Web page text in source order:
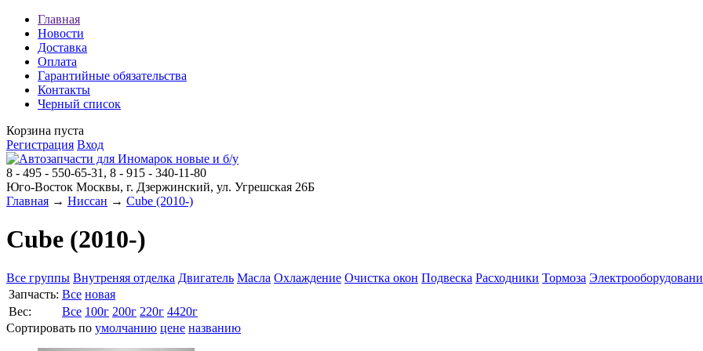
Главная
Новости
Доставка
Оплата
Гарантийные обязательства
Контакты
Черный список
Корзина пуста
Регистрация Вход
8 - 495 - 550-65-31, 8 - 915 - 340-11-80
Юго-Восток Москвы, г. Дзержинский, ул. Угрешская 26Б
Главная → Ниссан → Cube (2010-)
Cube (2010-)
Все группы Внутреняя отделка Двигатель Масла Охлаждение Очистка окон Подвеска Расходники Тормоза
Запчасть: Все новая
Вес:
Все 100г 200г 220г 4420г
Сортировать по умолчанию цене названию